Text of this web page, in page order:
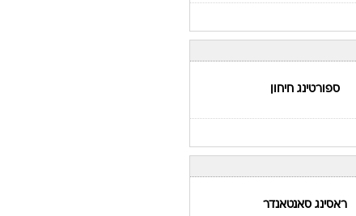
ספורטינג חיחון
ראסינג סאנטאנדר